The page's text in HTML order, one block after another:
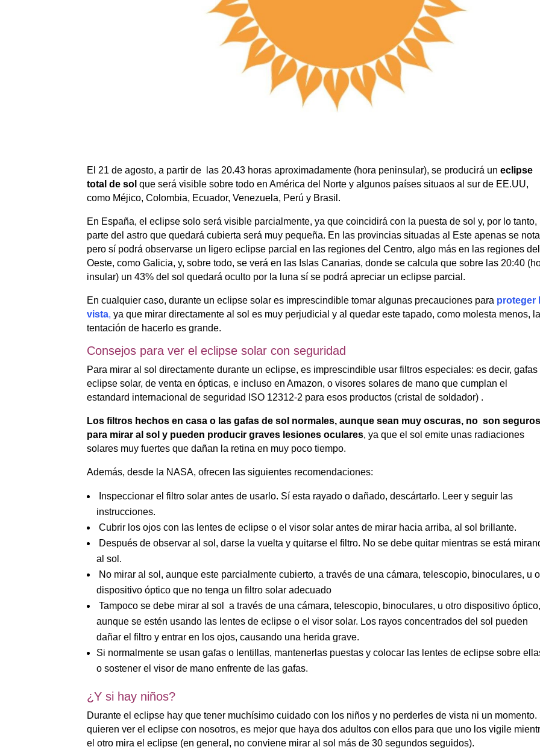
El 21 de agosto, a partir de las 20.43 horas aproximadamente (hora peninsular), se producirá uneclipse
total de sol que será visible sobre todo en América del Norte y algunos países situaos al sur de EE.UU,
como Méjico, Colombia, Ecuador, Venezuela, Perú y Brasil.
En España, el eclipse solo será visible parcialmente, ya que coincidirá con la puesta de sol y, por lo tanto,
parte del astro que quedará cubierta será muy pequeña. En las provincias situadas al Este apenas se
pero sí podrá observarse un ligero eclipse parcial en las regiones del Centro, algo más en las regiones del
Oeste, como Galicia, y, sobre todo, se verá en las Islas Canarias, donde se calcula que sobre las 20:40
insular) un 43% del sol quedará oculto por la luna sí se podrá apreciar un eclipse parcial.
En cualquier caso, durante un eclipse solar es imprescindible tomar algunas precauciones para proteger
vista, ya que mirar directamente al sol es muy perjudicial y al quedar este tapado, como molesta menos,
tentación de hacerlo es grande.
Consejos para ver el eclipse solar con seguridad
Para mirar al sol directamente durante un eclipse, es imprescindible usar filtros especiales: es decir, gafas
eclipse solar, de venta en ópticas, e incluso en Amazon, o visores solares de mano que cumplan el
estandard internacional de seguridad ISO 12312-2 para esos productos (cristal de soldador) .
Los filtros hechos en casa o las gafas de sol normales, aunque sean muy oscuras, no son
para mirar al sol y pueden producir graves lesiones oculares, ya que el sol emite unas radiaciones
solares muy fuertes que dañan la retina en muy poco tiempo.
Además, desde la NASA, ofrecen las siguientes recomendaciones:
Inspeccionar el filtro solar antes de usarlo. Sí esta rayado o dañado, descártarlo. Leer y seguir las
instrucciones.
Cubrir los ojos con las lentes de eclipse o el visor solar antes de mirar hacia arriba, al sol brillante.
Después de observar al sol, darse la vuelta y quitarse el filtro. No se debe quitar mientras se está
al sol.
No mirar al sol, aunque este parcialmente cubierto, a través de una cámara, telescopio, binoculares, u
dispositivo óptico que no tenga un filtro solar adecuado
Tampoco se debe mirar al sol a través de una cámara, telescopio, binoculares, u otro dispositivo
aunque se estén usando las lentes de eclipse o el visor solar. Los rayos concentrados del sol pueden
dañar el filtro y entrar en los ojos, causando una herida grave.
Si normalmente se usan gafas o lentillas, mantenerlas puestas y colocar las lentes de eclipse sobre
o sostener el visor de mano enfrente de las gafas.
¿Y si hay niños?
Durante el eclipse hay que tener muchísimo cuidado con los niños y no perderles de vista ni un momento.
quieren ver el eclipse con nosotros, es mejor que haya dos adultos con ellos para que uno los vigile
el otro mira el eclipse (en general, no conviene mirar al sol más de 30 segundos seguidos).